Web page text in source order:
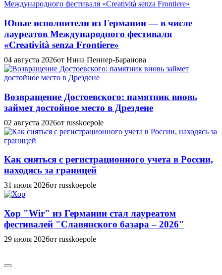
Юные исполнители из Германии — в числе
лауреатов Международного фестиваля
«Creatività senza Frontiere»
04 августа 2026от Нина Пеннер-Баранова
Возвращение Достоевского: памятник вновь
займет достойное место в Дрездене
02 августа 2026от russkoepole
Как сняться с регистрационного учета в России,
находясь за границей
31 июля 2026от russkoepole
Хор "Wir" из Германии стал лауреатом
фестивалей "Славянского базара – 2026"
29 июля 2026от russkoepole